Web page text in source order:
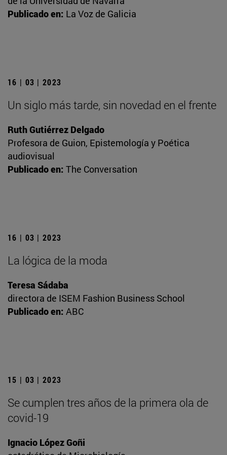
Publicado en: La Voz de Galicia
16 | 03 | 2023
Un siglo más tarde, sin novedad en el frente
Ruth Gutiérrez Delgado
Profesora de Guion, Epistemología y Poética
audiovisual
Publicado en: The Conversation
16 | 03 | 2023
La lógica de la moda
Teresa Sádaba
directora de ISEM Fashion Business School
Publicado en: ABC
15 | 03 | 2023
Se cumplen tres años de la primera ola de
covid-19
Ignacio López Goñi